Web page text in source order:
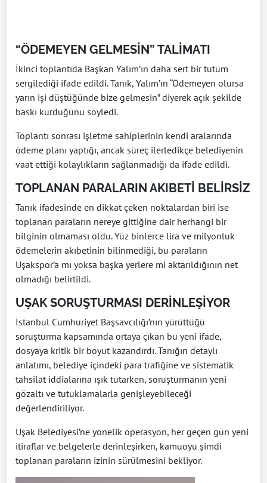
“ÖDEMEYEN GELMESİN” TALİMATI
İkinci toplantıda Başkan Yalım’ın daha sert bir tutum
sergilediği ifade edildi. Tanık, Yalım’ın “Ödemeyen olursa
yarın işi düştüğünde bize gelmesin” diyerek açık şekilde
baskı kurduğunu söyledi.
Toplantı sonrası işletme sahiplerinin kendi aralarında
ödeme planı yaptığı, ancak süreç ilerledikçe belediyenin
vaat ettiği kolaylıkların sağlanmadığı da ifade edildi.
TOPLANAN PARALARIN AKIBETİ BELİRSİZ
Tanık ifadesinde en dikkat çeken noktalardan biri ise
toplanan paraların nereye gittiğine dair herhangi bir
bilginin olmaması oldu. Yüz binlerce lira ve milyonluk
ödemelerin akıbetinin bilinmediği, bu paraların
Uşakspor’a mı yoksa başka yerlere mi aktarıldığının net
olmadığı belirtildi.
UŞAK SORUŞTURMASI DERİNLEŞİYOR
İstanbul Cumhuriyet Başsavcılığı’nın yürüttüğü
soruşturma kapsamında ortaya çıkan bu yeni ifade,
dosyaya kritik bir boyut kazandırdı. Tanığın detaylı
anlatımı, belediye içindeki para trafiğine ve sistematik
tahsilat iddialarına ışık tutarken, soruşturmanın yeni
gözaltı ve tutuklamalarla genişleyebileceği
değerlendiriliyor.
Uşak Belediyesi’ne yönelik operasyon, her geçen gün yeni
itiraflar ve belgelerle derinleşirken, kamuoyu şimdi
toplanan paraların izinin sürülmesini bekliyor.